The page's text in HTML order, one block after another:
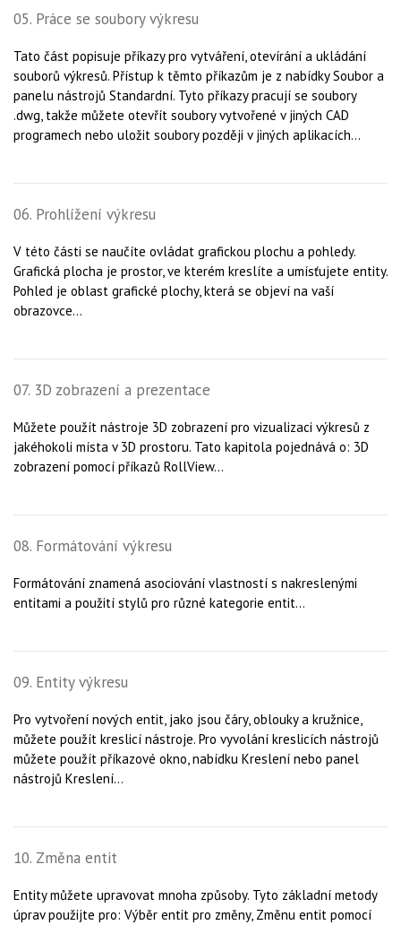
05. Práce se soubory výkresu
Tato část popisuje příkazy pro vytváření, otevírání a ukládání
souborů výkresů. Přístup k těmto příkazům je z nabídky Soubor a
panelu nástrojů Standardní. Tyto příkazy pracují se soubory
.dwg, takže můžete otevřít soubory vytvořené v jiných CAD
programech nebo uložit soubory později v jiných aplikacích...
06. Prohlížení výkresu
V této části se naučíte ovládat grafickou plochu a pohledy.
Grafická plocha je prostor, ve kterém kreslíte a umísťujete entity.
Pohled je oblast grafické plochy, která se objeví na vaší
obrazovce...
07. 3D zobrazení a prezentace
Můžete použít nástroje 3D zobrazení pro vizualizaci výkresů z
jakéhokoli místa v 3D prostoru. Tato kapitola pojednává o: 3D
zobrazení pomocí příkazů RollView...
08. Formátování výkresu
Formátování znamená asociování vlastností s nakreslenými
entitami a použití stylů pro různé kategorie entit...
09. Entity výkresu
Pro vytvoření nových entit, jako jsou čáry, oblouky a kružnice,
můžete použít kreslicí nástroje. Pro vyvolání kreslicích nástrojů
můžete použít příkazové okno, nabídku Kreslení nebo panel
nástrojů Kreslení...
10. Změna entit
Entity můžete upravovat mnoha způsoby. Tyto základní metody
úprav použijte pro: Výběr entit pro změny, Změnu entit pomocí